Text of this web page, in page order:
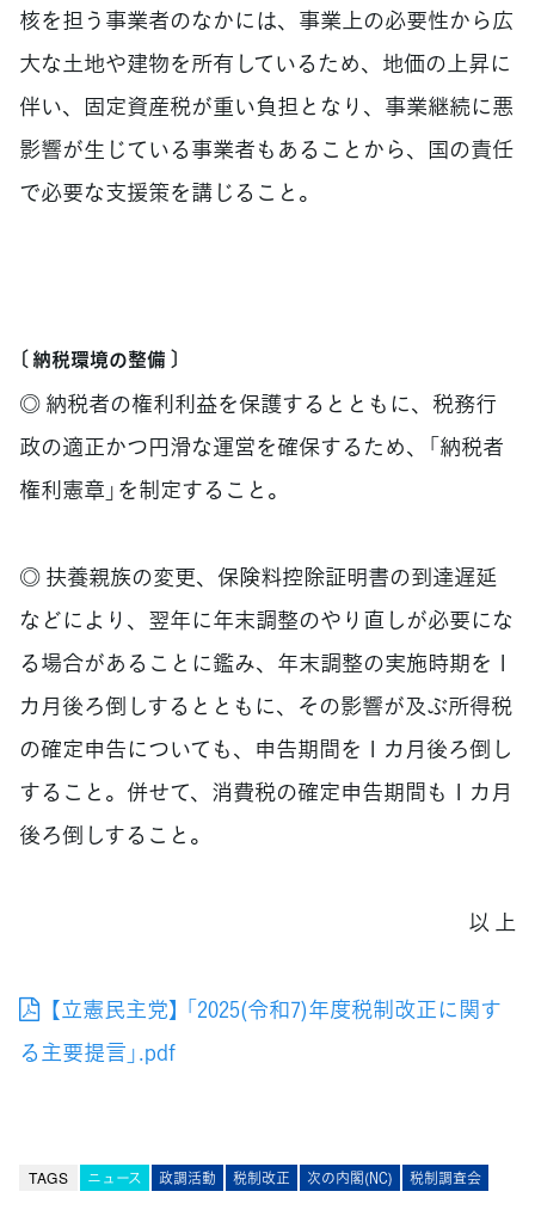
核を担う事業者のなかには、事業上の必要性から広
大な土地や建物を所有しているため、地価の上昇に
伴い、固定資産税が重い負担となり、事業継続に悪
影響が生じている事業者もあることから、国の責任
で必要な支援策を講じること。
〔 納税環境の整備 〕
◎ 納税者の権利利益を保護するとともに、税務行
政の適正かつ円滑な運営を確保するため、「納税者
権利憲章」を制定すること。
◎ 扶養親族の変更、保険料控除証明書の到達遅延
などにより、翌年に年末調整のやり直しが必要にな
る場合があることに鑑み、年末調整の実施時期を１
カ月後ろ倒しするとともに、その影響が及ぶ所得税
の確定申告についても、申告期間を１カ月後ろ倒し
すること。併せて、消費税の確定申告期間も１カ月
後ろ倒しすること。
以 上
【立憲民主党】 「2025(令和7)年度税制改正に関す
る主要提言」.pdf
TAGS ニュース 政調活動 税制改正 次の内閣(NC) 税制調査会